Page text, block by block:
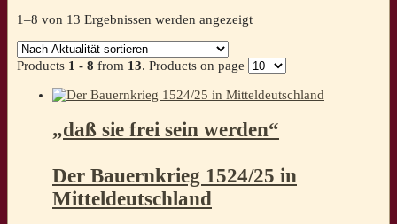
1–8 von 13 Ergebnissen werden angezeigtNach
Products 1 - 8 from 13. Products on page
„daß sie frei sein werden“
Der Bauernkrieg 1524/25 in
Mitteldeutschland